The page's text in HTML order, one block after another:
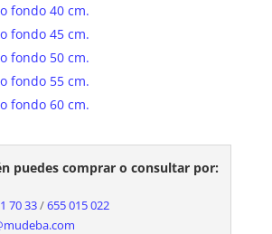
fondo 40 cm.
fondo 45 cm.
fondo 50 cm.
fondo 55 cm.
fondo 60 cm.
puedes comprar o consultar por:
70 33/655 015 022